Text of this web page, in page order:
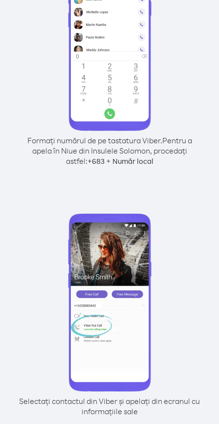
Formați numărul de pe tastatura Viber.Pentru a
apela în Niue din Insulele Solomon, procedați
astfel:+683+ Număr local
Selectați contactul din Viber și apelați din ecranul cu
informațiile sale